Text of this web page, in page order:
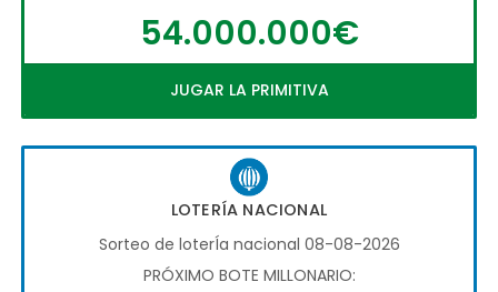
54.000.000€
JUGAR LA PRIMITIVA
LOTERÍA NACIONAL
Sorteo de loterÍa nacional 08-08-2026
PRÓXIMO BOTE MILLONARIO: